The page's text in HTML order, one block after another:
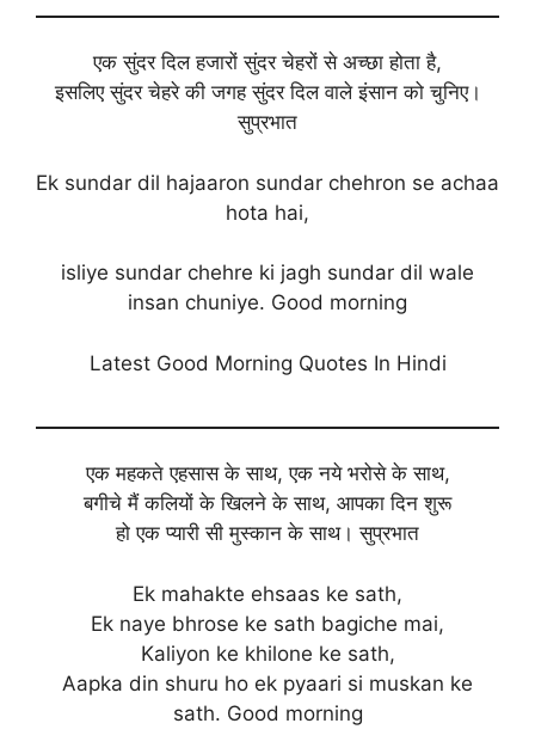
एक सुंदर दिल हजारों सुंदर चेहरों से अच्छा होता है,
इसलिए सुंदर चेहरे की जगह सुंदर दिल वाले इंसान को चुनिए।
सुप्रभात
Ek sundar dil hajaaron sundar chehron se achaa
hota hai,
isliye sundar chehre ki jagh sundar dil wale
insan chuniye. Good morning
Latest Good Morning Quotes In Hindi
एक महकते एहसास के साथ, एक नये भरोसे के साथ,
बगीचे मैं कलियों के खिलने के साथ, आपका दिन शुरू
हो एक प्यारी सी मुस्कान के साथ। सुप्रभात
Ek mahakte ehsaas ke sath,
Ek naye bhrose ke sath bagiche mai,
Kaliyon ke khilone ke sath,
Aapka din shuru ho ek pyaari si muskan ke
sath. Good morning